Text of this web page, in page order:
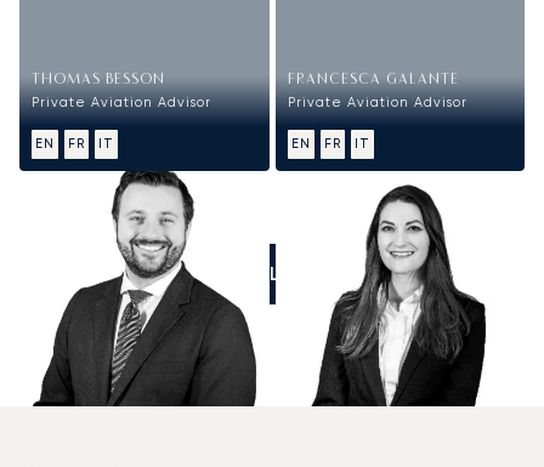
THOMAS BESSON
Private Aviation Advisor
EN FR IT
FRANCESCA GALANTE
Private Aviation Advisor
EN FR IT
CALL US